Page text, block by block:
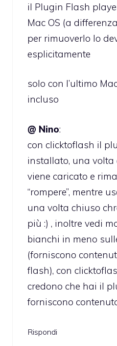
il Plugin Flash
Mac OS (a
per rimuoverlo lo
esplicitamente
solo con l’ultimo
incluso
@ Nino:
con clicktoflash il
installato, una volta
viene caricato e
“rompere”, mentre
una volta chiuso
più :) , inoltre vedi
bianchi in meno
(forniscono
flash), con
credono che hai il
forniscono
Rispondi